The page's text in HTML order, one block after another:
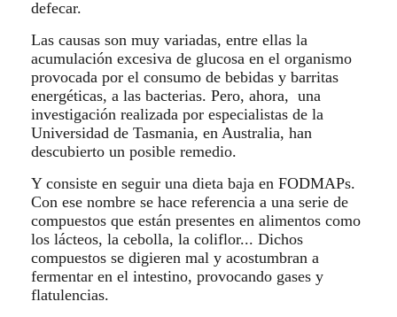
defecar.
Las causas son muy variadas, entre ellas la
acumulación excesiva de glucosa en el organismo
provocada por el consumo de bebidas y barritas
energéticas, a las bacterias. Pero, ahora, una
investigación realizada por especialistas de la
Universidad de Tasmania, en Australia, han
descubierto un posible remedio.
Y consiste en seguir una dieta baja en FODMAPs.
Con ese nombre se hace referencia a una serie de
compuestos que están presentes en alimentos como
los lácteos, la cebolla, la coliflor... Dichos
compuestos se digieren mal y acostumbran a
fermentar en el intestino, provocando gases y
flatulencias.